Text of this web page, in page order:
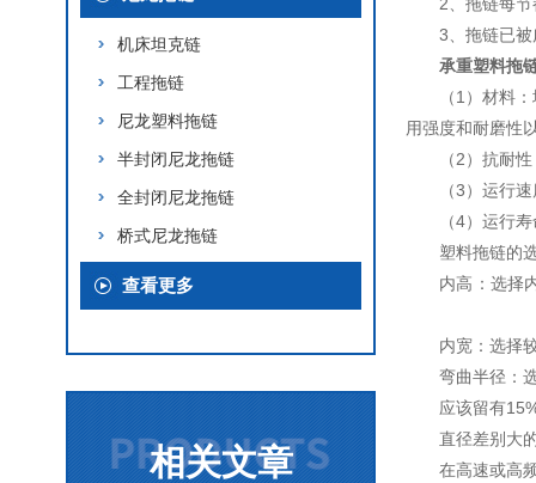
机床坦克链
工程拖链
尼龙塑料拖链
半封闭尼龙拖链
全封闭尼龙拖链
桥式尼龙拖链
查看更多
相关文章
3、拖链已
承重塑料拖
（1）材料
用强度和耐磨性
（2）抗耐
（3）运行
（4）运行
塑料拖链
内高：选择
内宽：选择
弯曲半径：
应该留有
直径差别大
在高速或高